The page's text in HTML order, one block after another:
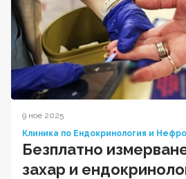
9 ное 2025
Клиника по Ендокринология и
Безплатно
захар и